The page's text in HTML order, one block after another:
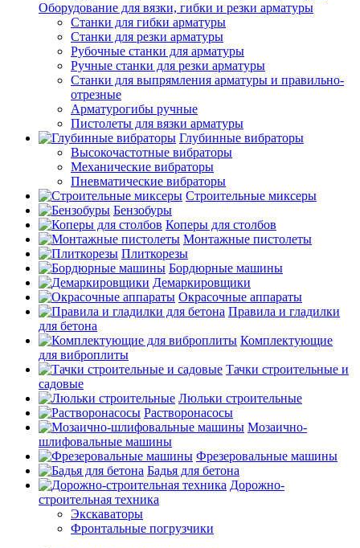
Оборудование для вязки, гибки и резки арматуры
Станки для гибки арматуры
Станки для резки арматуры
Рубочные станки для арматуры
Ручные станки для резки арматуры
Станки для выпрямления арматуры и правильно-
отрезные
Арматурогибы ручные
Пистолеты для вязки арматуры
Глубинные вибраторы
Высокочастотные вибраторы
Механические вибраторы
Пневматические вибраторы
Строительные миксеры
Бензобуры
Коперы для столбов
Монтажные пистолеты
Плиткорезы
Бордюрные машины
Демаркировщики
Окрасочные аппараты
Правила и гладилки
для бетона
Комплектующие
для виброплиты
Тачки строительные и
садовые
Люльки строительные
Растворонасосы
Мозаично-
шлифовальные машины
Фрезеровальные машины
Бадья для бетона
Дорожно-
строительная техника
Экскаваторы
Фронтальные погрузчики